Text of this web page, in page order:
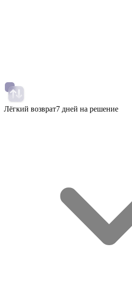
Лёгкий возврат7 дней на решение